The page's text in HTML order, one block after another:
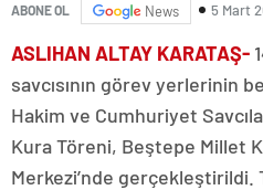
ABONE OL News 5 Mart
ASLIHAN ALTAY KARATAŞ-
savcısının görev yerlerinin
Hakim ve Cumhuriyet
Kura Töreni, Beştepe Millet
Merkezi’nde gerçekleştirildi.